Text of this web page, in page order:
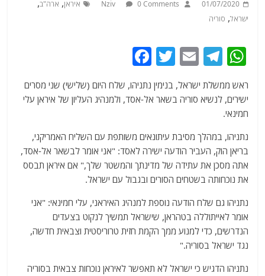
01/07/2020
Nziv 0 Comments איראן, ארה"ב,
ישראל, סוריה
W
at
s
A
p
p
T
e
ra
m
E
m
ai
T
itt
c
b
o
o
k
ראש ממשלת ישראל, בנימין נתניהו, שלח היום (שלישי) שני מסרים
ישירים, לנשיא סוריה בשאר אל-אסד, ולמנהיג העליון של איראן עלי
חמינאי.
נתניהו, במהלך מסיבת עיתונאים משותפת עם השליח האמריקני,
בריאן הוק, העביר הודעה ישירה לאסד: "אני אומר לבשאר אל-אסד,
אתה מסכן את עתידה של מדינתך והמשטר שלך," אם איראן תבסס
את נוכחותה בשטחים הסורים ובגבול עם ישראל.
נתניהו גם שלח הודעה נוספת למנהיג האיראני, עלי חמינאי: "אני
אומר לאייתוללה בטהראן, שישראל תמשיך לנקוט בצעדים
הנדרשים, כדי למנוע ממך הקמת חזית טרוריסטית וצבאית חדשה,
נגד ישראל בסוריה."
נתניהו הדגיש כי ישראל לא תאפשר לאיראן נוכחות צבאית בסוריה